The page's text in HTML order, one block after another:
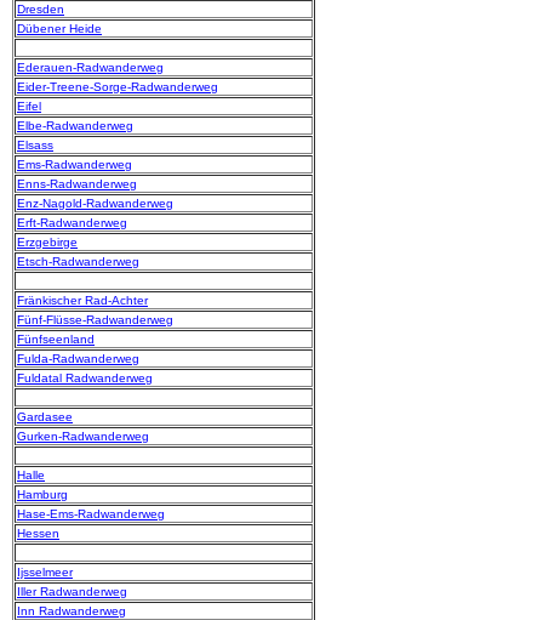
Dresden
Dübener Heide
Ederauen-Radwanderweg
Eider-Treene-Sorge-Radwanderweg
Eifel
Elbe-Radwanderweg
Elsass
Ems-Radwanderweg
Enns-Radwanderweg
Enz-Nagold-Radwanderweg
Erft-Radwanderweg
Erzgebirge
Etsch-Radwanderweg
Fränkischer Rad-Achter
Fünf-Flüsse-Radwanderweg
Fünfseenland
Fulda-Radwanderweg
Fuldatal Radwanderweg
Gardasee
Gurken-Radwanderweg
Halle
Hamburg
Hase-Ems-Radwanderweg
Hessen
Ijsselmeer
Iller Radwanderweg
Inn Radwanderweg